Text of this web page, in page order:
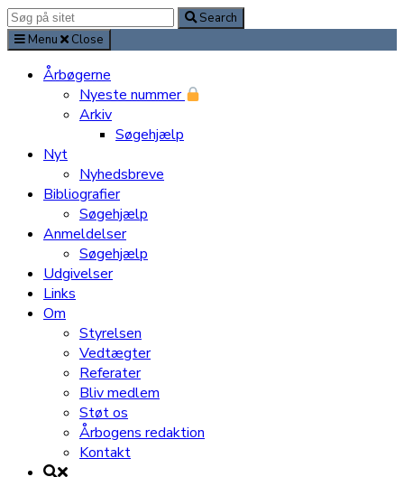
Search
for:
Search
Menu
Close
Årbøgerne
Nyeste nummer
Arkiv
Søgehjælp
Nyt
Nyhedsbreve
Bibliografier
Søgehjælp
Anmeldelser
Søgehjælp
Udgivelser
Links
Om
Styrelsen
Vedtægter
Referater
Bliv medlem
Støt os
Årbogens redaktion
Kontakt